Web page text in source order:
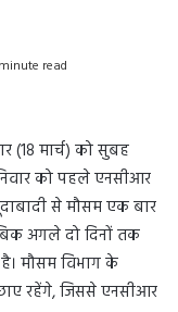
read
(18 मार्च) को सुबह
को पहले एनसीआर
से मौसम एक बार
अगले दो दिनों तक
मौसम विभाग के
रहेंगे, जिससे एनसीआर